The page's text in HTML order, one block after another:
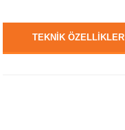
TEKNİK ÖZELLİKLER